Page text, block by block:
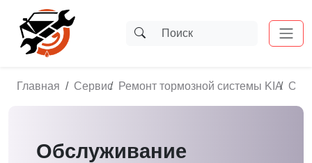
Главная Сервис Ремонт тормозной системы KIA
Обслуживание